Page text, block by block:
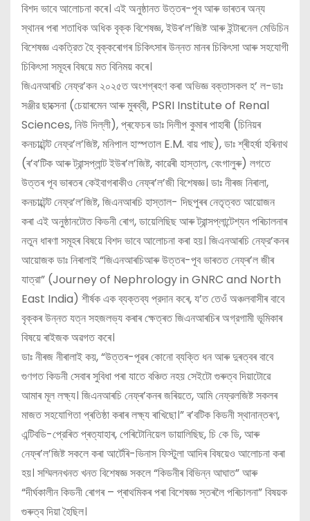
বিশদ ভাবে আলোচনা কৰে। এই অনুষ্ঠানত উত্তৰ-পূব আৰু ভাৰতৰ অন্য
স্থানৰ পৰা শতাধিক অধিক বৃক্ক বিশেষজ্ঞ, ইউৰ’ল’জিষ্ট আৰু ইন্টাৰনেল মেডিচিন
বিশেষজ্ঞ একত্রিত হৈ বৃক্কৰোগৰ চিকিৎসাৰ উন্নত মানৰ চিকিৎসা আৰু সহযোগী
চিকিৎসা সমূহৰ বিষয়ে মত বিনিময় কৰে।
জিএনআৰচি নেফ্র’কন ২০২৫ত অংশগ্ৰহণ কৰা অভিজ্ঞ বক্তাসকল হ’ ল-ডাঃ
সঞ্জীর ছাক্সেনা (চেয়াৰমেন আৰু মুৰব্বী, PSRI Institute of Renal
Sciences, নিউ দিল্লী), প্ৰফেচৰ ডাঃ দিলীপ কুমাৰ পাহাৰী (চিনিয়ৰ
কনচাল্টেন্ট নেফ্র’ল’জিষ্ট, মনিপাল হাস্পতাল E.M. বায় পাছ), ডাঃ শ্ৰীহর্ষা হৰিনাথ
(ৰ’ব’টিক আৰু ট্রান্সপ্লান্ট ইউৰ’ল’জিষ্ট, কাৱেৰী হাস্তাল, বেংগালুৰু) লগতে
উত্তৰ পূব ভাৰতৰ কেইবাগৰাকীও নেফ্ৰ’ল’জী বিশেষজ্ঞ। ডাঃ নীৰজ নিৰালা,
কনচাল্টেন্ট নেফ্র’ল’জিষ্ট, জিএনআৰচি হাস্তাল- দিছপুৰৰ নেতৃত্বত আয়োজন
কৰা এই অনুষ্ঠানটোত কিডনী ৰোগ, ডায়েলিছিছ আৰু ট্রান্সপ্লান্টেশ্যন পৰিচালনাৰ
নতুন ধাৰণা সমূহৰ বিষয়ে বিশদ ভাবে আলোচনা কৰা হয়। জিএনআৰচি নেফ্র’কনৰ
আয়োজক ডাঃ নিৰালাই “জিএনআৰচিআৰু উত্তৰ-পূব ভাৰতত নেফ্ৰ’ল জীৰ
যাত্রা” (Journey of Nephrology in GNRC and North
East India) শীর্ষক এক ব্যক্তব্য প্রদান কৰে, য’ত তেওঁ অঞ্চলবাসীৰ বাবে
বৃক্কৰ উন্নত যত্ন সহজলভ্য কৰাৰ ক্ষেত্ৰত জিএনআৰচিৰ অগ্রগামী ভূমিকাৰ
বিষয়ে ৰাইজক অৱগত কৰে।
ডাঃ নীৰজ নীৰালাই কয়, “উত্তৰ-পূৱৰ কোনো ব্যক্তি ধন আৰু দুৰত্বৰ বাবে
গুণগত কিডনী সেবাৰ সুবিধা পৰা যাতে বঞ্চিত নহয় সেইটো গুৰুত্ব দিয়াটোৱে
আমাৰ মূল লক্ষ্য। জিএনআৰচি নেফ্ৰ’কনৰ জৰিয়তে, আমি নেফ্রলজিষ্ট সকলৰ
মাজত সহযোগিতা প্ৰতিষ্ঠা কৰাৰ লক্ষ্য ৰাখিছো।” ৰ’বটিক কিডনী স্থানান্তৰণ,
এন্টিবডি-প্রেৰিত প্ৰত্যাহাৰ, পেৰিটোনিয়েল ডায়ালিছিছ, চি কে ডি, আৰু
নেফ্ৰ’ল’জিষ্ট সকলে কৰা আৰ্টেৰি-ভিনাস ফিস্টুলা আদিৰ বিষয়েও আলোচনা কৰা
হয়। সম্মিলনখনত খনত বিশেষজ্ঞ সকলে “কিডনীৰ বিভিন্ন আঘাত” আৰু
“দীর্ঘকালীন কিডনী ৰোগৰ – প্ৰাথমিকৰ পৰা বিশেষজ্ঞ স্তৰলৈ পৰিচালনা” বিষয়ক
গুৰুত্ব দিয়া হৈছিল।